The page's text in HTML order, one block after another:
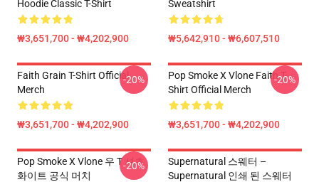
Hoodie Classic T-Shirt
₩3,651,700 - ₩4,202,900
Sweatshirt
₩5,642,910 - ₩6,607,510
Faith Grain T-Shirt Official
Merch
₩3,651,700 - ₩4,202,900
-20%
Pop Smoke X Vlone Faith T-
Shirt Official Merch
₩3,651,700 - ₩4,202,900
-20%
Pop Smoke X Vlone 우 T 셔츠
화이트 공식 머치
-20%
Supernatural 스웨터 –
Supernatural 인쇄 된 스웨터